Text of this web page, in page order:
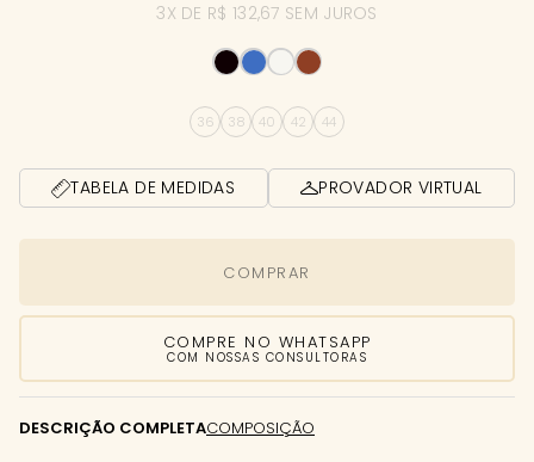
3X DE R$ 132,67 SEM JUROS
36 38 40 42 44
TABELA DE MEDIDAS PROVADOR VIRTUAL
COMPRAR
COMPRE NO WHATSAPP
COM NOSSAS CONSULTORAS
DESCRIÇÃO COMPLETACOMPOSIÇÃO